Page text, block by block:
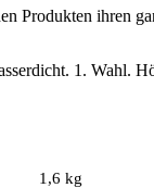
Produkten ihren
1. Wahl.
1,6 kg